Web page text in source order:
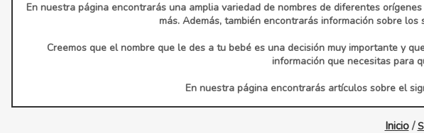
En nuestra página encontrarás una amplia variedad de nombres de diferentes
más. Además, también encontrarás información sobre
Creemos que el nombre que le des a tu bebé es una decisión muy importante y
información que necesitas para
En nuestra página encontrarás artículos sobre el
Inicio/